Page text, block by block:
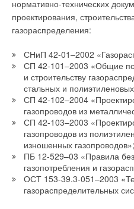
нормативно-технических
проектирования,
газораспределения:
СНиП 42-01–2002
СП 42-101–2003 «Общие
и строительству
стальных и
СП 42-102–2004
газопроводов из
СП 42-103–2003
газопроводов из
изношенных газопроводов»;
ПБ 12-529–03 «Правила
газопотребления и
ОСТ 153-39.3-051–2003
газораспределительных